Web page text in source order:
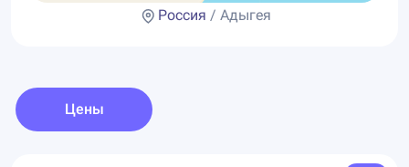
Россия / Адыгея
Цены